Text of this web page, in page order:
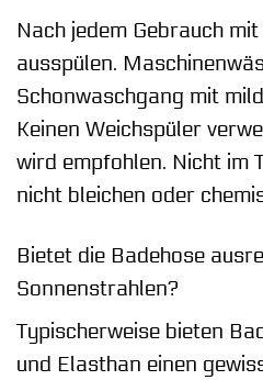
Nach jedem Gebrauch
ausspülen.
Schonwaschgang mit
Keinen Weichspüler
wird empfohlen. Nicht im
nicht bleichen oder
Bietet die Badehose
Sonnenstrahlen?
Typischerweise bieten
und Elasthan einen